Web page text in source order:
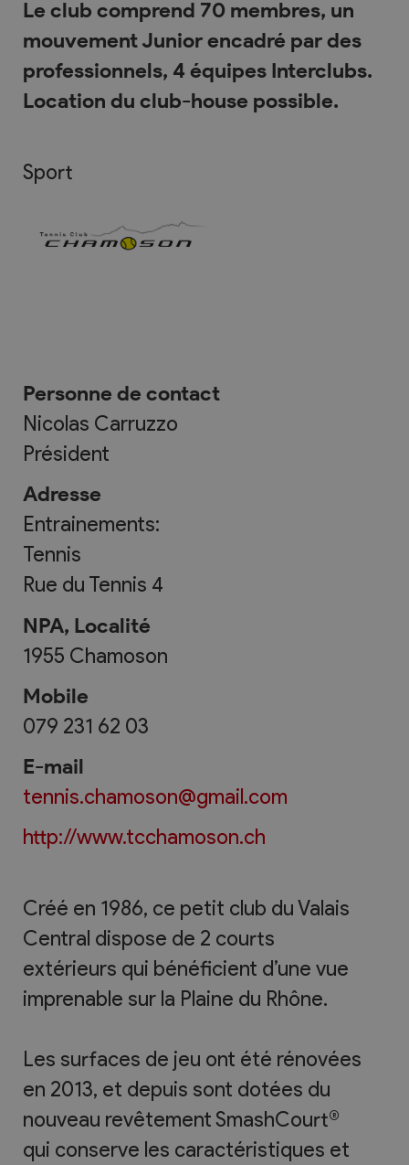
Le club comprend 70 membres, un
mouvement Junior encadré par des
professionnels, 4 équipes Interclubs.
Location du club-house possible.
Sport
Personne de contact
Nicolas Carruzzo
Président
Adresse
Entrainements:
Tennis
Rue du Tennis 4
NPA, Localité
1955 Chamoson
Mobile
079 231 62 03
E-mail
tennis.chamoson@gmail.com
http://www.tcchamoson.ch
Créé en 1986, ce petit club du Valais
Central dispose de 2 courts
extérieurs qui bénéficient d’une vue
imprenable sur la Plaine du Rhône.
Les surfaces de jeu ont été rénovées
en 2013, et depuis sont dotées du
nouveau revêtement SmashCourt®
qui conserve les caractéristiques et